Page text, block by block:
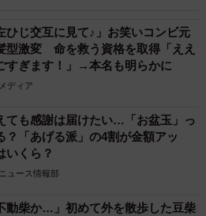
ひじ交互に見て♪」お笑いコンビ元
型激変 命を救う資格を取得「ええ
すぎます！」→本名も明らかに
ディア
ても感謝は届けたい…「お盆玉」っ
？「あげる派」の4割が金額アッ
いくら？
ュース情報部
動柴か…」初めて外を散歩した豆柴